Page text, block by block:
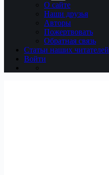
О сайте
Наши друзья
Авторы
Пожертвовать
Обратная связь
Статьи наших читателей
Войти